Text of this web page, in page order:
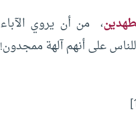
، من أن يروي الآباء
على أنهم آلهة ممجدون!